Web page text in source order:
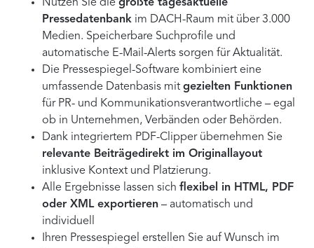
Nutzen Sie die größte tagesaktuelle
Pressedatenbank im DACH-Raum mit über 3.000
Medien. Speicherbare Suchprofile und
automatische E-Mail-Alerts sorgen für Aktualität.
Die Pressespiegel-Software kombiniert eine
umfassende Datenbasis mit gezielten Funktionen
für PR- und Kommunikationsverantwortliche – egal
ob in Unternehmen, Verbänden oder Behörden.
Dank integriertem PDF-Clipper übernehmen Sie
relevante Beiträgedirekt im Originallayout
inklusive Kontext und Platzierung.
Alle Ergebnisse lassen sich flexibel in HTML, PDF
oder XML exportieren – automatisch und
individuell
Ihren Pressespiegel erstellen Sie auf Wunsch im